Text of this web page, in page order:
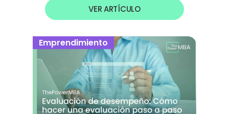
VER ARTÍCULO
Emprendimiento